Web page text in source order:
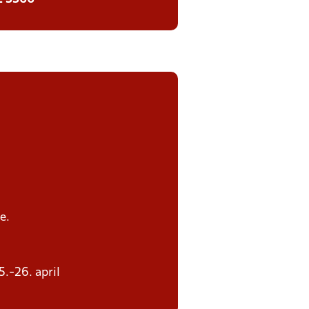
26. april